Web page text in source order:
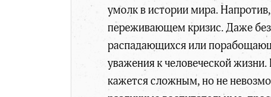
умолк в истории мира.
переживающем кризис. Даже без
распадающихся или
уважения к человеческой
кажется сложным, но не